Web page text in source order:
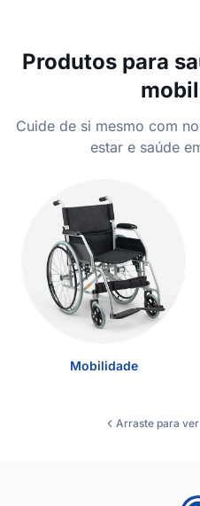
Produtos para
Cuide de si mesmo com
estar e saúde
Mobilidade
Arraste para